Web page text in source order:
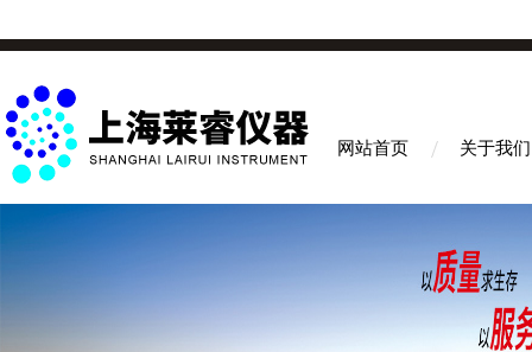
网站首页 关于我们